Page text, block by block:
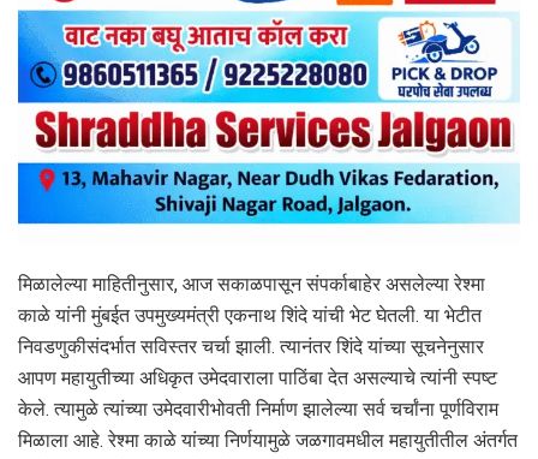
मिळालेल्या माहितीनुसार, आज सकाळपासून संपर्काबाहेर असलेल्या रेश्मा
काळे यांनी मुंबईत उपमुख्यमंत्री एकनाथ शिंदे यांची भेट घेतली. या भेटीत
निवडणुकीसंदर्भात सविस्तर चर्चा झाली. त्यानंतर शिंदे यांच्या सूचनेनुसार
आपण महायुतीच्या अधिकृत उमेदवाराला पाठिंबा देत असल्याचे त्यांनी स्पष्ट
केले. त्यामुळे त्यांच्या उमेदवारीभोवती निर्माण झालेल्या सर्व चर्चांना पूर्णविराम
मिळाला आहे. रेश्मा काळे यांच्या निर्णयामुळे जळगावमधील महायुतीतील अंतर्गत